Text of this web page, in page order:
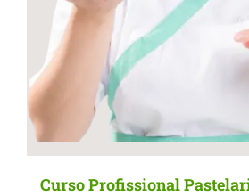
Curso Profissional